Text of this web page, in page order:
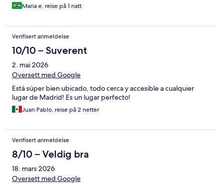
Maria e, reise på 1 natt
Verifisert anmeldelse
10/10 – Suverent
2. mai 2026
Oversett med Google
Está súper bien ubicado, todo cerca y accesible a cualquier
lugar de Madrid! Es un lugar perfecto!
Juan Pablo, reise på 2 netter
Verifisert anmeldelse
8/10 – Veldig bra
18. mars 2026
Oversett med Google